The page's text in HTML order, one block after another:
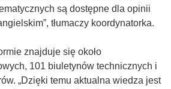
są dostępne dla opinii
tłumaczy koordynatorka.
znajduje się około
101 biuletynów technicznych i
„Dzięki temu aktualna wiedza jest